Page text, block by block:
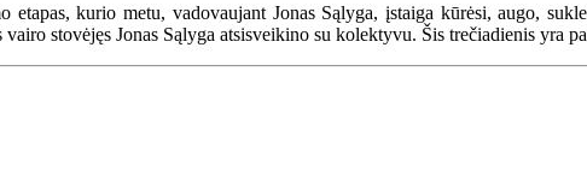
kurio metu, vadovaujant Jonas Sąlyga, įstaiga kūrėsi, augo,
stovėjęs Jonas Sąlyga atsisveikino su kolektyvu. Šis trečiadienis yra